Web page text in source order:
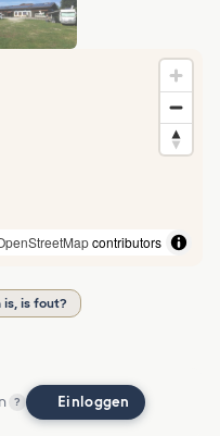
contributors
is, is fout?
? Einloggen